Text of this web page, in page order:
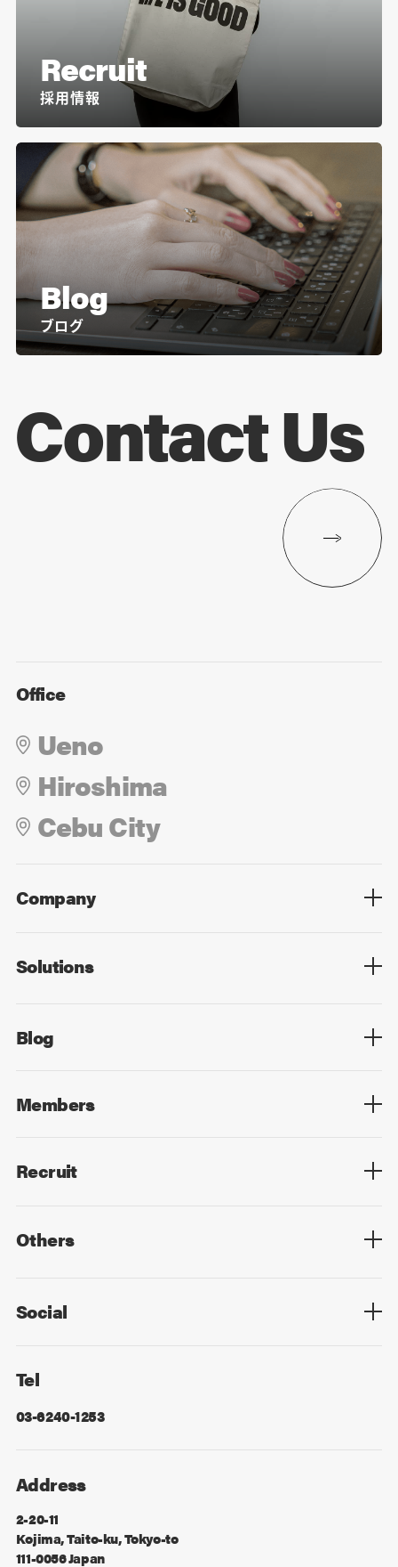
Recruit
採用情報
Blog
ブログ
Contact Us
Office
Ueno
Hiroshima
Cebu City
Company
Solutions
Blog
Members
Recruit
Others
Social
Tel
03-6240-1253
Address
2-20-11
Kojima, Taito-ku, Tokyo-to
111-0056 Japan